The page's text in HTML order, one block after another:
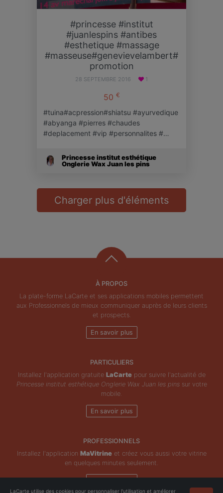
#princesse #institut
#juanlespins #antibes
#esthetique #massage
#masseuse#genevievelambert#
promotion
28 SEPTEMBRE 2016 1
50 €
#tuina#acpression#shiatsu #ayurvedique
#abyanga #pierres #chaudes
#deplacement #vip #personnalites #…
Princesse institut esthétique
Onglerie Wax Juan les pins
Charger plus d'éléments
À PROPOS
La plate-forme LaCarte et ses applications mobiles permettent
aux Professionnels de mieux communiquer auprès de leurs clients
et prospects.
En savoir plus
PARTICULIERS
Installez l'application gratuite LaCartepour suivre l'actualité de
Princesse institut esthétique Onglerie Wax Juan les pinssur votre
mobile.
En savoir plus
PROFESSIONNELS
Installez l'application MaVitrineet créez vous aussi votre vitrine
en quelques minutes seulement.
En savoir plus
LaCarte utilise des cookies pour personnaliser l'utilisation et améliorer